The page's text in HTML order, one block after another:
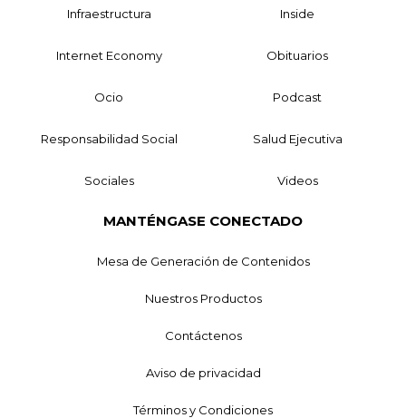
Infraestructura Inside
Internet Economy Obituarios
Ocio Podcast
Responsabilidad Social Salud Ejecutiva
Sociales Videos
MANTÉNGASE CONECTADO
Mesa de Generación de Contenidos
Nuestros Productos
Contáctenos
Aviso de privacidad
Términos y Condiciones